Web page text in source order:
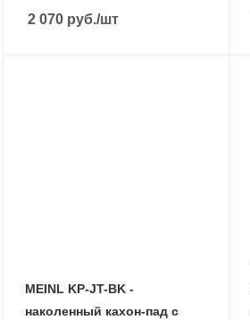
2 070 руб./шт
MEINL KP-JT-BK -
наколенный кахон-пад с